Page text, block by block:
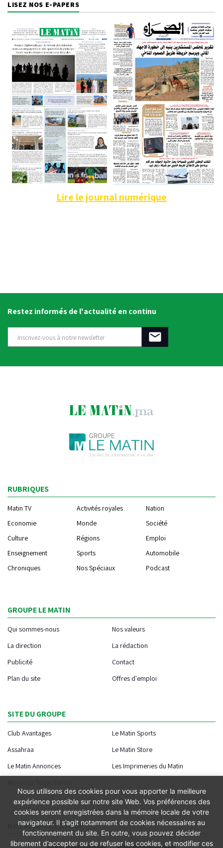
LISEZ NOS E-PAPERS
Lire le journal numérique
Restez informés de l'actualité en continu
RUBRIQUES
Matin TV Activités royales
Nation
Economie
Monde
Société
Culture
Régions
Emploi
Enseignement
Sports
Automobile
Chroniques
Nos Spéciaux Podcast
GROUPE LE MATIN
Qui sommes-nous
Nos valeurs
La direction
La rédaction
Publicité
Contact
Plan du site
Offres d'emploi
SITE DU GROUPE
Club Avantages
Le Matin Sports
Assahraa
Le Matin Store
Le Matin Annonces
Les Imprimeries du Matin
NOTRE APPLICATION
Nous utilisons des cookies pour vous apporter la meilleure
expérience possible sur notre site Web. Vos préférences des
cookies seront enregistrées dans la mémoire locale de votre
navigateur. Il s’agit notamment de cookies nécessaires au
fonctionnement du site. En outre, vous pouvez décider
librement d’accepter ou de refuser les cookies, et modifier ces